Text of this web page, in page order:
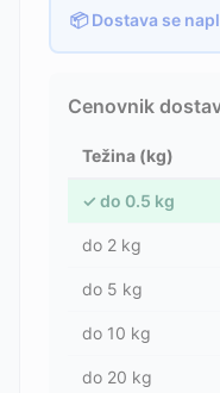
📦 Dostava se
Cenovnik
Težina (kg)
✓ do 0.5 kg
do 2 kg
do 5 kg
do 10 kg
do 20 kg